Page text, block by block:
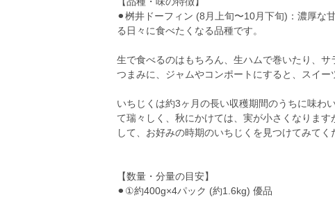
⚫︎桝井ドーフィン (8月上旬〜10月下旬)：濃厚な
る日々に食べたくなる品種です。
生で食べるのはもちろん、生ハムで巻いたり、
つまみに、ジャムやコンポートにすると、スイー
いちじくは約3ヶ月の長い収穫期間のうちに味わ
て瑞々しく、秋にかけては、実が小さくなりま
して、お好みの時期のいちじくを見つけてみて
【数量・分量の目安】
⚫︎①約400g×4パック (約1.6kg) 優品